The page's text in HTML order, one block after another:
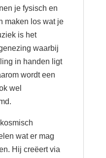
je fysisch en
maken los wat je
is het
waarbij
in handen ligt
wordt een
wel
wat er mag
Hij creëert via